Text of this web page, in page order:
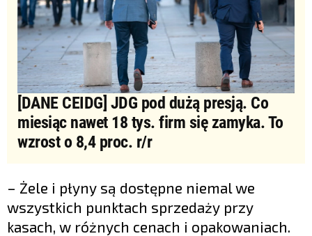
[DANE CEIDG] JDG pod dużą presją. Co
miesiąc nawet 18 tys. firm się zamyka. To
wzrost o 8,4 proc. r/r
– Żele i płyny są dostępne niemal we
wszystkich punktach sprzedaży przy
kasach, w różnych cenach i opakowaniach.